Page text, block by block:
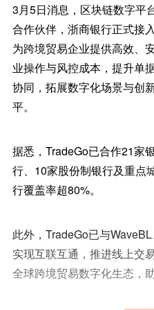
3月5日消息，区块链数字平
合作伙伴，浙商银行正式接
为跨境贸易企业提供高效、
业操作与风控成本，提升单
协同，拓展数字化场景与创
平。
据悉，TradeGo已合作21家
行、10家股份制银行及重点
行覆盖率超80%。
此外，TradeGo已与
实现互联互通，推进线上交
全球跨境贸易数字化生态，